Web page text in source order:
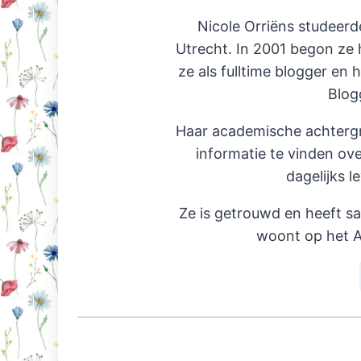
Nicole Orriëns
Utrecht. In 2001 begon ze
ze als fulltime blogger en
Haar academische
informatie te vinden
dagelijks
Ze is getrouwd en heeft
woont op het